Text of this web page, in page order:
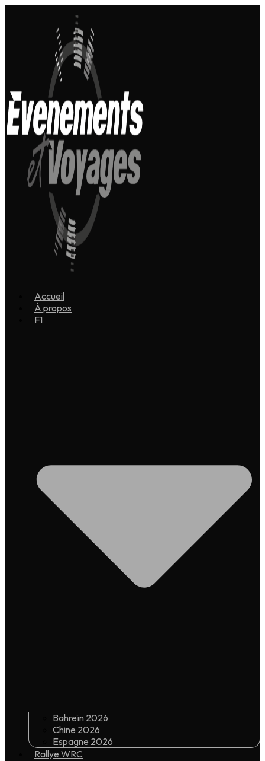
Accueil
À propos
F1
Bahreïn 2026
Chine 2026
Espagne 2026
Rallye WRC